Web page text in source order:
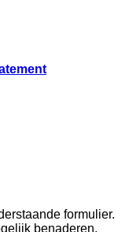
formulier.
benaderen.